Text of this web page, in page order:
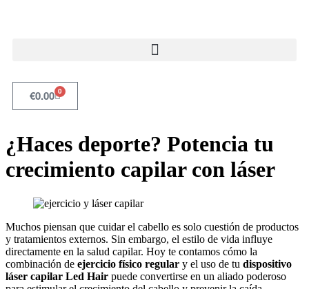
€0.00 0
¿Haces deporte? Potencia tu
crecimiento capilar con láser
Muchos piensan que cuidar el cabello es solo cuestión de productos
y tratamientos externos. Sin embargo, el estilo de vida influye
directamente en la salud capilar. Hoy te contamos cómo la
combinación de ejercicio físico regular y el uso de tu dispositivo
láser capilar Led Hair puede convertirse en un aliado poderoso